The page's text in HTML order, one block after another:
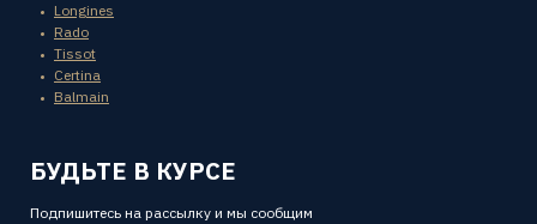
Longines
Rado
Tissot
Certina
Balmain
БУДЬТЕ В КУРСЕ
Подпишитесь на рассылку и мы сообщим